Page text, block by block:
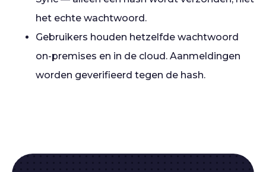
het echte wachtwoord.
Gebruikers houden hetzelfde wachtwoord
on-premises en in de cloud. Aanmeldingen
worden geverifieerd tegen de hash.